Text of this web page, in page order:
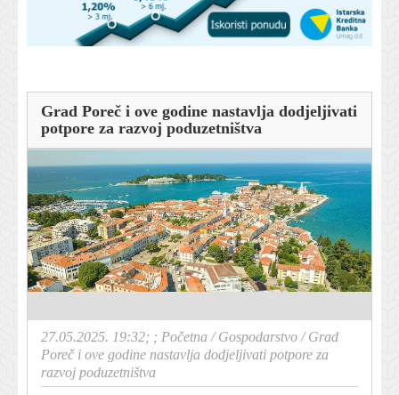
Grad Poreč i ove godine nastavlja dodjeljivati
potpore za razvoj poduzetništva
27.05.2025. 19:32; ; Početna /Gospodarstvo /Grad
Poreč i ove godine nastavlja dodjeljivati potpore za
razvoj poduzetništva